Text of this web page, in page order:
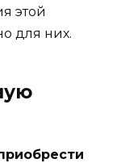
этой
для них.